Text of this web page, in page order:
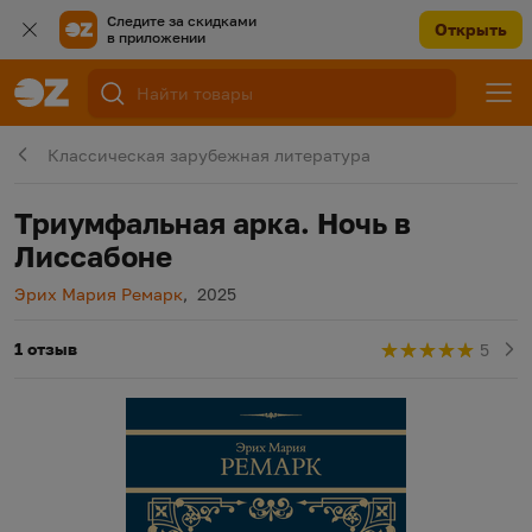
Следите за скидками
в приложении
Открыть
Классическая зарубежная литература
Триумфальная арка. Ночь в
Лиссабоне
Автор
Эрих Мария Ремарк, Год издания
2025
1 отзыв 5